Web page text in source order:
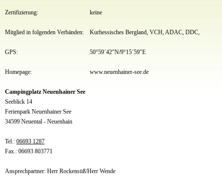
Zertifizierung: keine
Mitglied in folgenden Verbänden: Kurhessisches Bergland, VCH, ADAC, DDC,
GPS: 50°59´42"N/9°15´59"E
Homepage: www.neuenhainer-see.de
Campingplatz Neuenhainer See
Seeblick 14
Ferienpark Neuenhainer See
34599 Neuental - Neuenhain
Tel.: 06693 1287
Fax.: 06693 803771
Ansprechpartner: Herr Rockensüß/Herr Wende